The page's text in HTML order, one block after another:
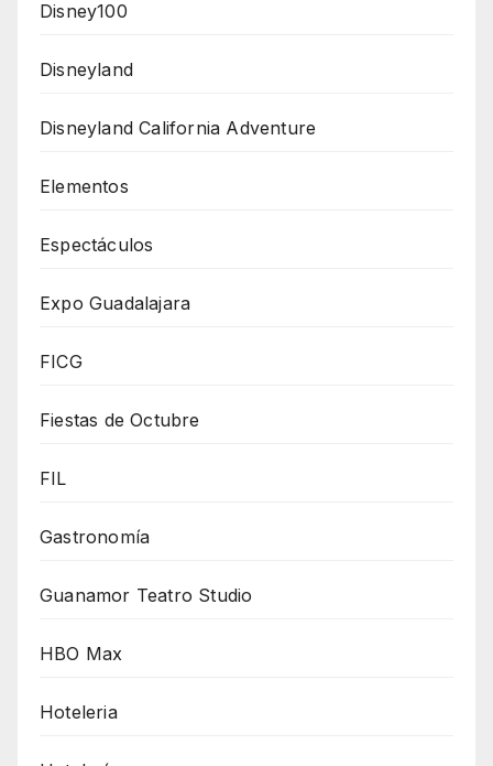
Disney100
Disneyland
Disneyland California Adventure
Elementos
Espectáculos
Expo Guadalajara
FICG
Fiestas de Octubre
FIL
Gastronomía
Guanamor Teatro Studio
HBO Max
Hoteleria